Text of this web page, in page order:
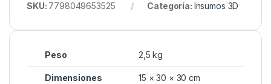
SKU: 7798049653525 Categoría: Insumos 3D
Peso 2,5 kg
Dimensiones 15 × 30 × 30 cm